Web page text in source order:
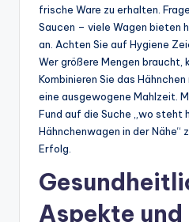
frische Ware zu erhalten.
Saucen – viele Wagen bieten
an. Achten Sie auf Hygiene
Wer größere Mengen braucht,
Kombinieren Sie das
eine ausgewogene Mahlzeit.
Fund auf die Suche „wo steht
Hähnchenwagen in der Nähe“
Erfolg.
Aspekte